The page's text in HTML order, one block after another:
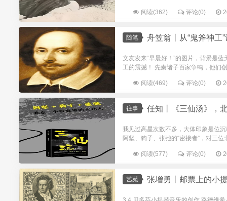
阅读(362) 评论(0)
随笔 舟笠翁丨从“鬼斧神工
文友发来“早晨好！”的图片，背景是
工的震撼！ 先秦诸子百家争鸣，他们
阅读(469) 评论(0)
往事 任知丨《三仙汤》，北
我见过高星次数不多，大体印象是位
阿坚、狗子、张弛的“密接者”，对三
阅读(577) 评论(0)
艺苑 张增勇丨邮票上的小